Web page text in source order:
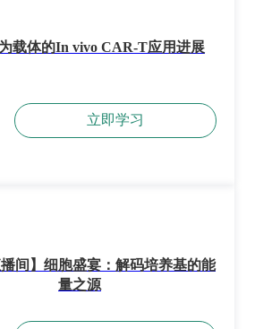
载体的In vivo CAR-T应用进展
立即学习
播间】细胞盛宴：解码培养基的能
量之源